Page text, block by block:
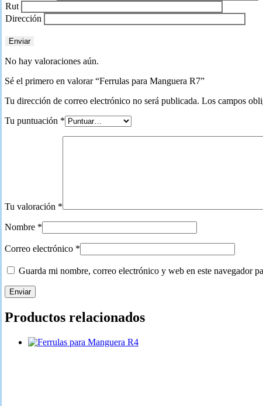
Rut
Dirección
No hay valoraciones aún.
Sé el primero en valorar “Ferrulas para Manguera R7”
Tu dirección de correo electrónico no será publicada. Los campos
Tu puntuación *
Tu valoración *
Nombre *
Correo electrónico *
Guarda mi nombre, correo electrónico y web en este navegador
Productos relacionados